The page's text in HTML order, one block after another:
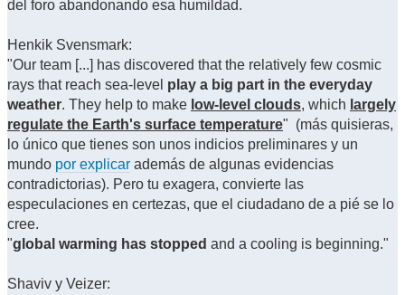
del foro abandonando esa humildad.
Henkik Svensmark:
"Our team [...] has discovered that the relatively few cosmic
rays that reach sea-level play a big part in the everyday
weather. They help to make low-level clouds, which largely
regulate the Earth's surface temperature" (más quisieras,
lo único que tienes son unos indicios preliminares y un
mundo por explicar además de algunas evidencias
contradictorias). Pero tu exagera, convierte las
especulaciones en certezas, que el ciudadano de a pié se lo
cree.
"global warming has stopped and a cooling is beginning."
Shaviv y Veizer: